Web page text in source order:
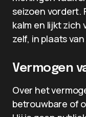
seizoen vordert.
kalm en lijkt zich
zelf, in plaats
Vermogen
Over het
betrouwbare of